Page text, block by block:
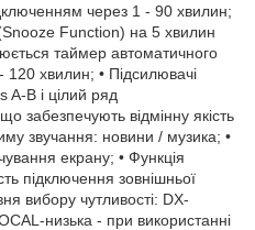
через 1 - 90 хвилин;
Function) на 5 хвилин
таймер автоматичного
хвилин; • Підсилювачі
A-B і цілий ряд
забезпечують відмінну якість
звучання: новини / музика; •
екрану; • Функція
підключення зовнішньої
вибору чутливості: DX-
низька - при використанні